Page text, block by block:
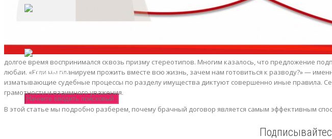
долгое время воспринимался сквозь призму стереотипов. Многим казалось, что предложение
любви. «Если мы планируем прожить вместе всю жизнь, зачем нам готовиться к разводу?» —
изматывающие судебные процессы по разделу имущества диктуют совершенно иные правила.
грамотности и взаимного уважения.
В этой статье мы подробно разберем, почему брачный договор является самым эффективным